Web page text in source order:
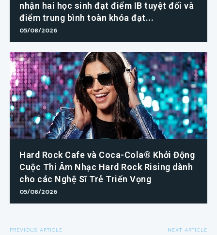
nhận hai học sinh đạt điểm IB tuyệt đối và
điểm trung bình toàn khóa đạt...
05/08/2026
Hard Rock Cafe và Coca-Cola® Khởi Động
Cuộc Thi Âm Nhạc Hard Rock Rising dành
cho các Nghệ Sĩ Trẻ Triển Vọng
05/08/2026
PREVIOUS ARTICLE NEXT ARTICLE